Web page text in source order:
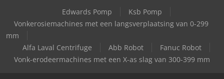
Edwards Pomp
Ksb Pomp
Vonkerosiemachines met een langsverplaatsing van 0-299
mm
Alfa Laval Centrifuge
Abb Robot
Fanuc Robot
Vonk-erodeermachines met een X-as slag van 300-399 mm